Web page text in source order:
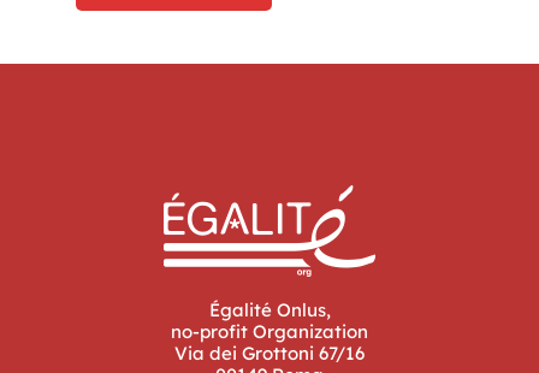
Égalité Onlus,
no-profit Organization
Via dei Grottoni 67/16